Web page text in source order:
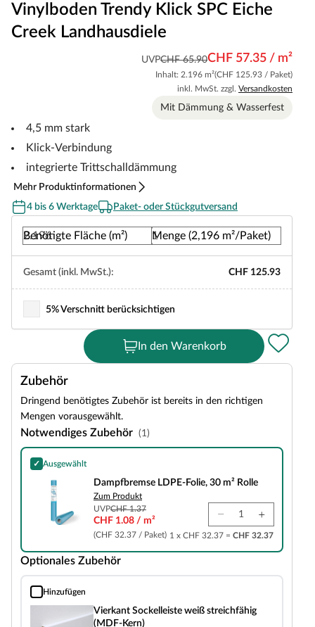
Vinylboden Trendy Klick SPC Eiche
Creek Landhausdiele
UVPCHF 65.90CHF 57.35 / m²
Inhalt: 2.196 m²(CHF 125.93 / Paket)
inkl. MwSt. zzgl. Versandkosten
Mit Dämmung & Wasserfest
4,5 mm stark
Klick-Verbindung
integrierte Trittschalldämmung
Mehr Produktinformationen
4 bis 6 Werktage
Paket- oder Stückgutversand
Benötigte Fläche (m²) Menge (2,196 m²/Paket)
Gesamt (inkl. MwSt.): CHF 125.93
5% Verschnitt berücksichtigen
In den Warenkorb
Zubehör
Dringend benötigtes Zubehör ist bereits in den richtigen
Mengen vorausgewählt.
Notwendiges Zubehör (1)
✓ Ausgewählt
Dampfbremse LDPE-Folie, 30 m² Rolle
Dampfbremse LDPE-Folie, 30 m² Rolle
Zum Produkt
UVPCHF 1.37
CHF 1.08 / m²
(CHF 32.37 / Paket) 1 x CHF 32.37 = CHF 32.37
Optionales Zubehör
Hinzufügen
Vierkant Sockelleiste weiß streichfähig (MDF-Kern)
Vierkant Sockelleiste weiß streichfähig
(MDF-Kern)